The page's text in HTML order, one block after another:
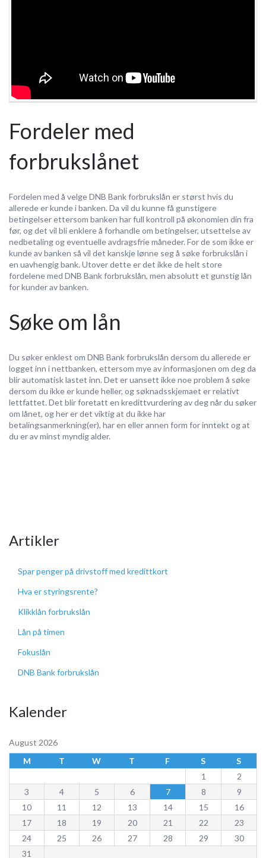
Fordeler med
forbrukslånet
Fordelen med å velge DNB Bank forbrukslån er størst hvis du
allerede er kunde i banken. Da vil du kunne få gunstigere
betingelser ettersom banken har full kontroll på økonomien din fra
før, og det vil bli enklere å forhandle om betingelser, utsettelse av
nedbetaling og eventuelle avdragsfrie måneder. For de som ikke er
kunde av banken så vil det kanskje lønne seg å søke forbrukslån i
en uavhengig bank. Utover dette er det ikke de helt store
fordelene med DNB Bank forbrukslån, men absolutt et gunstig lån
for kunder av banken.
Søke om lån
Du søker enklest om DNB Bank forbrukslån dersom du allerede er
logget inn i nettbanken, ettersom mye av informasjonen om deg da
blir automatisk lastet inn. Det er uansett ikke noe problem å søke
dersom du ikke er kunde heller, og søknadsskjemaet er relativt
lettfattet. Det blir foretatt en kredittvurdering av deg når du søker
om lånet, og her er det viktig at du ikke har
betalingsanmerkning(er), har en eller annen form for inntekt og at
du er av minst myndig alder.
Artikler
Spar penger på drivstoff med kredittkort
Hva er styringsrente?
Klikklån forbrukslån
Lån på timen
Fokuslån
DNB Bank forbrukslån
Kalender
August 2026
M
T W T F S
S
1
2
3
4 5 6 7 8
9
10
11 12 13 14 15
16
17
18 19 20 21 22
23
24
25 26 27 28 29
30
31